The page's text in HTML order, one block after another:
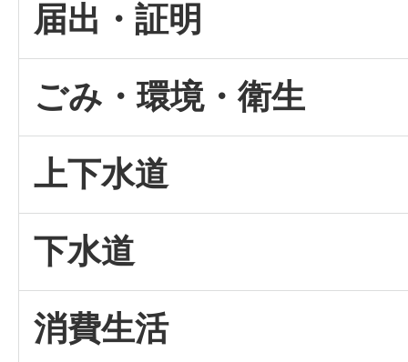
届出・証明
ごみ・環境・衛生
上下水道
下水道
消費生活